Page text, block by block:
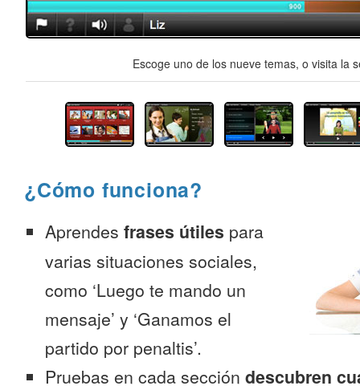
Escoge uno de los nueve temas, o visita la
¿Cómo funciona?
Aprendes frases útiles para
varias situaciones sociales,
como ‘Luego te mando un
mensaje’ y ‘Ganamos el
partido por penaltis’.
Pruebas en cada sección descubren